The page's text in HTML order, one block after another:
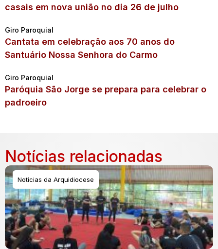
casais em nova união no dia 26 de julho
Giro Paroquial
Cantata em celebração aos 70 anos do
Santuário Nossa Senhora do Carmo
Giro Paroquial
Paróquia São Jorge se prepara para celebrar o
padroeiro
Notícias relacionadas
Notícias da Arquidiocese